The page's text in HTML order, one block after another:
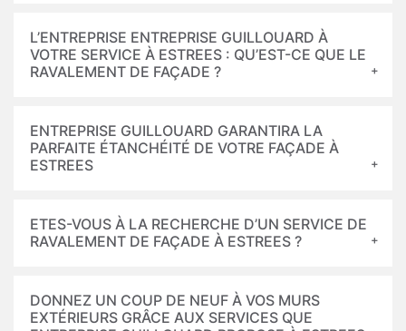
L’ENTREPRISE ENTREPRISE GUILLOUARD À
VOTRE SERVICE À ESTREES : QU’EST-CE QUE LE
RAVALEMENT DE FAÇADE ?
ENTREPRISE GUILLOUARD GARANTIRA LA
PARFAITE ÉTANCHÉITÉ DE VOTRE FAÇADE À
ESTREES
ETES-VOUS À LA RECHERCHE D’UN SERVICE DE
RAVALEMENT DE FAÇADE À ESTREES ?
DONNEZ UN COUP DE NEUF À VOS MURS
EXTÉRIEURS GRÂCE AUX SERVICES QUE